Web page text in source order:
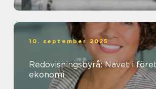
10. september 2025
Redovisningsbyrå: Navet i
ekonomi